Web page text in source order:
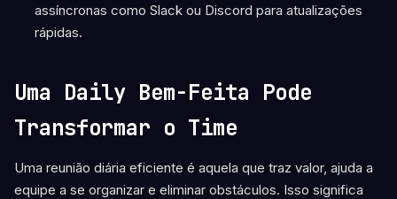
assíncronas como Slack ou Discord para atualizações
rápidas.
Uma Daily Bem-Feita Pode
Transformar o Time
Uma reunião diária eficiente é aquela que traz valor, ajuda a
equipe a se organizar e eliminar obstáculos. Isso significa